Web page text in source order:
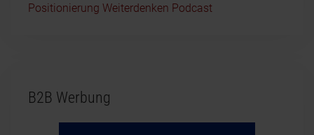
Positionierung Weiterdenken Podcast
B2B Werbung